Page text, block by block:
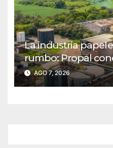
La industria
rumbo: Propal
en Guachené
AGO 7, 2026